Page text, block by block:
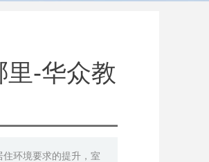
-华众教
环境要求的提升，室